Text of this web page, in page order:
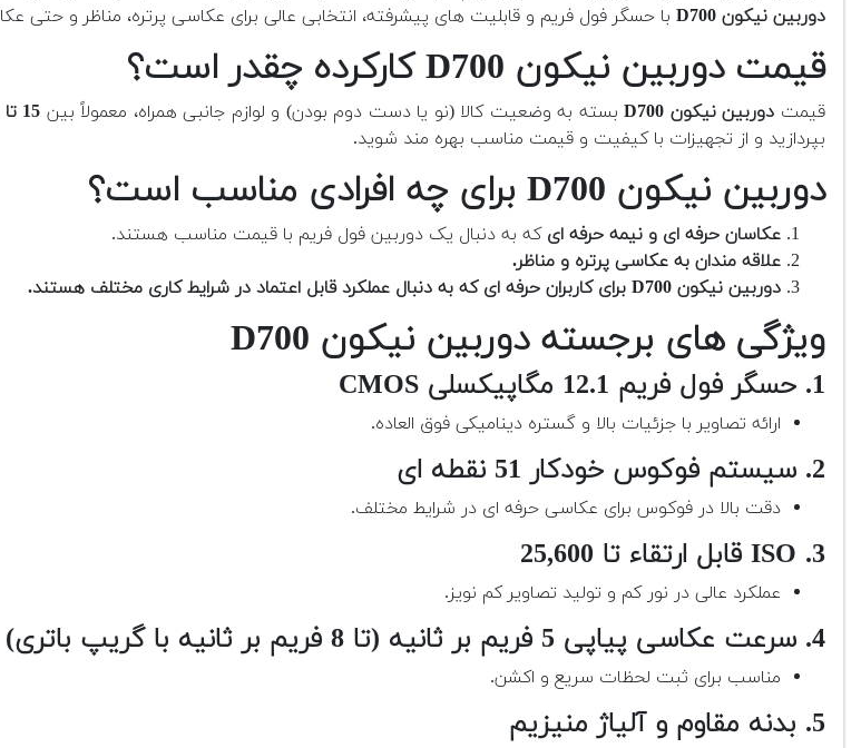
دوربین نیکون D700
با حسگر فول فریم و قابلیت های پیشرفته، انتخابی عالی برای عکاسی پرتره، مناظر و حتی
قیمت دوربین نیکون D700 کارکرده چقدر است؟
قیمت دوربین نیکون D700 بسته به وضعیت کالا (نو یا دست دوم بودن) و لوازم جانبی همراه، معمولاً بین 15 تا 25 تومان
بپردازید و از تجهیزات با کیفیت و قیمت مناسب بهره مند شوید.
دوربین نیکون D700 برای چه افرادی مناسب است؟
عکاسان حرفه ای و نیمه حرفه ای که به دنبال یک دوربین فول فریم با قیمت مناسب هستند.
علاقه مندان به عکاسی پرتره و مناظر.
دوربین نیکون D700 برای کاربران حرفه ای که به دنبال عملکرد قابل اعتماد در شرایط کاری مختلف هستند.
ویژگی های برجسته دوربین نیکون D700
1. حسگر فول فریم 12.1 مگاپیکسلی CMOS
ارائه تصاویر با جزئیات بالا و گستره دینامیکی فوق العاده.
2. سیستم فوکوس خودکار 51 نقطه ای
دقت بالا در فوکوس برای عکاسی حرفه ای در شرایط مختلف.
3. ISO قابل ارتقاء تا 25,600
عملکرد عالی در نور کم و تولید تصاویر کم نویز.
4. سرعت عکاسی پیاپی 5 فریم بر ثانیه (تا 8 فریم بر ثانیه با گریپ باتری)
مناسب برای ثبت لحظات سریع و اکشن.
5. بدنه مقاوم و آلیاژ منیزیم